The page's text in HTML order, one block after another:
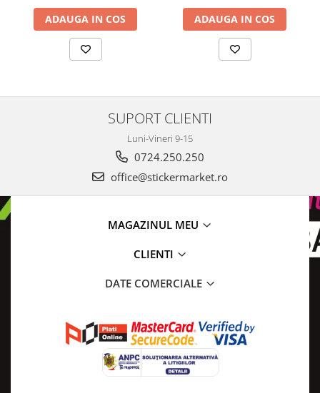
ADAUGA IN COS ADAUGA IN COS
SUPORT CLIENTI
Luni-Vineri 9-15
0724.250.250
office@stickermarket.ro
MAGAZINUL MEU
CLIENTI
DATE COMERCIALE